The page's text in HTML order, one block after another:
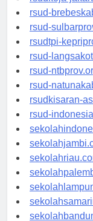
rsudkoja-
rsud-
rsud-
rsudtpi-
rsud-
rsud-
rsud-
rsudkisaran-
rsud-